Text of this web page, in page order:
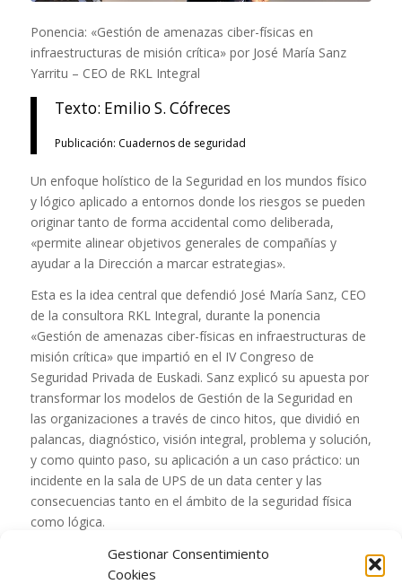
Gestionar Consentimiento
Cookies
Ponencia: «Gestión de amenazas ciber-físicas en
infraestructuras de misión crítica» por José María Sanz
Yarritu – CEO de RKL Integral
Texto: Emilio S. Cófreces
Publicación: Cuadernos de seguridad
Un enfoque holístico de la Seguridad en los mundos físico
y lógico aplicado a entornos donde los riesgos se pueden
originar tanto de forma accidental como deliberada,
«permite alinear objetivos generales de compañías y
ayudar a la Dirección a marcar estrategias».
Esta es la idea central que defendió José María Sanz, CEO
de la consultora RKL Integral, durante la ponencia
«Gestión de amenazas ciber-físicas en infraestructuras de
misión crítica» que impartió en el IV Congreso de
Seguridad Privada de Euskadi. Sanz explicó su apuesta por
transformar los modelos de Gestión de la Seguridad en
las organizaciones a través de cinco hitos, que dividió en
palancas, diagnóstico, visión integral, problema y solución,
y como quinto paso, su aplicación a un caso práctico: un
incidente en la sala de UPS de un data center y las
consecuencias tanto en el ámbito de la seguridad física
como lógica.
Dentro de las palancas que impulsan el mercado, el
responsable de RKL Integral, mencionó en primer lugar la